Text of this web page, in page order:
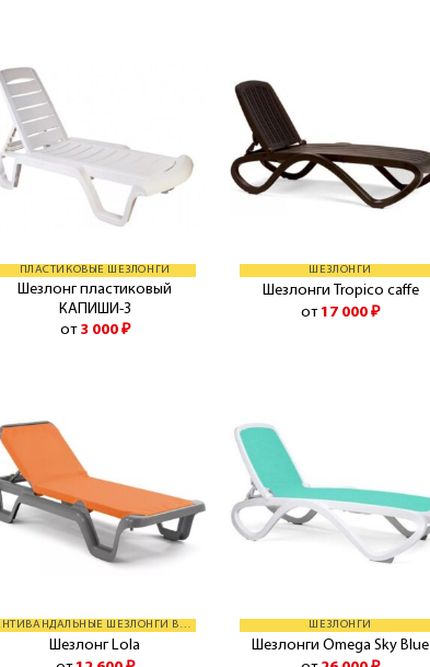
ПЛАСТИКОВЫЕ ШЕЗЛОНГИ
Шезлонг пластиковый
КАПИШИ-3
от 3 000 ₽
ШЕЗЛОНГИ
Шезлонги Tropico caffe
от 17 000₽
АНТИВАНДАЛЬНЫЕ ШЕЗЛОНГИ BALLIU
Шезлонг Lola
ШЕЗЛОНГИ
Шезлонги Omega Sky Blue